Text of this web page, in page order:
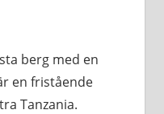
berg med en
en fristående
Tanzania.